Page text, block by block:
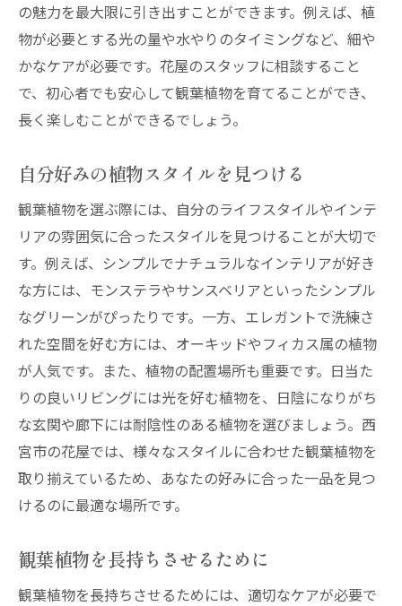
の魅力を最大限に引き出すことができます。例えば、植
物が必要とする光の量や水やりのタイミングなど、細や
かなケアが必要です。花屋のスタッフに相談すること
で、初心者でも安心して観葉植物を育てることができ、
長く楽しむことができるでしょう。
自分好みの植物スタイルを見つける
観葉植物を選ぶ際には、自分のライフスタイルやインテ
リアの雰囲気に合ったスタイルを見つけることが大切で
す。例えば、シンプルでナチュラルなインテリアが好き
な方には、モンステラやサンスベリアといったシンプル
なグリーンがぴったりです。一方、エレガントで洗練さ
れた空間を好む方には、オーキッドやフィカス属の植物
が人気です。また、植物の配置場所も重要です。日当た
りの良いリビングには光を好む植物を、日陰になりがち
な玄関や廊下には耐陰性のある植物を選びましょう。西
宮市の花屋では、様々なスタイルに合わせた観葉植物を
取り揃えているため、あなたの好みに合った一品を見つ
けるのに最適な場所です。
観葉植物を長持ちさせるために
観葉植物を長持ちさせるためには、適切なケアが必要で